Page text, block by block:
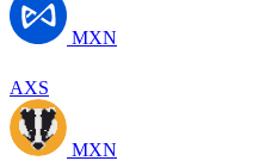
MXN
AXS
MXN